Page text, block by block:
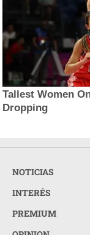
Tallest Women
Dropping
NOTICIAS
INTERÉS
PREMIUM